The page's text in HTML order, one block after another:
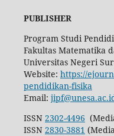
PUBLISHER
Program Studi
Fakultas Matematika
Universitas Negeri
Website: https://
pendidikan-fisika
Email:
ISSN 2302-4496
ISSN 2830-3881